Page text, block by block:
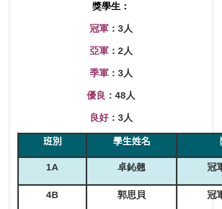
獎學生：
冠軍：3人
亞軍：2人
季軍：3人
優良 ：48人
良好：3人
班別 學生姓名
1A 卓鈊翹 冠
4B 郭思貝 冠